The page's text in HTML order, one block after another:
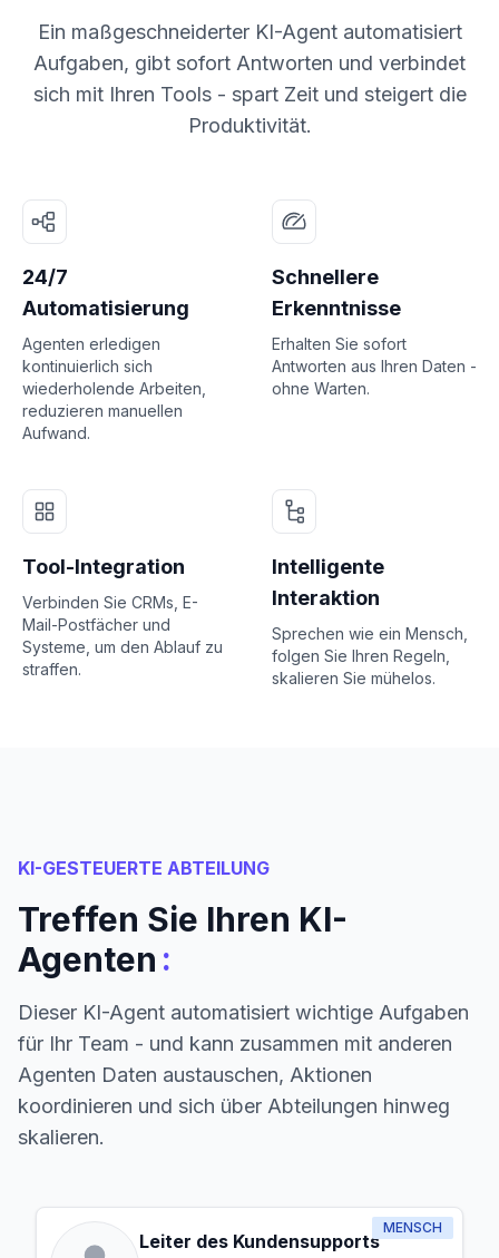
Ein maßgeschneiderter KI-Agent automatisiert
Aufgaben, gibt sofort Antworten und verbindet
sich mit Ihren Tools - spart Zeit und steigert die
Produktivität.
24/7
Automatisierung
Agenten erledigen
kontinuierlich sich
wiederholende Arbeiten,
reduzieren manuellen
Aufwand.
Schnellere
Erkenntnisse
Erhalten Sie sofort
Antworten aus Ihren Daten -
ohne Warten.
Tool-Integration
Verbinden Sie CRMs, E-
Mail-Postfächer und
Systeme, um den Ablauf zu
straffen.
Intelligente
Interaktion
Sprechen wie ein Mensch,
folgen Sie Ihren Regeln,
skalieren Sie mühelos.
KI-GESTEUERTE ABTEILUNG
Treffen Sie Ihren KI-
Agenten :
Dieser KI-Agent automatisiert wichtige Aufgaben
für Ihr Team - und kann zusammen mit anderen
Agenten Daten austauschen, Aktionen
koordinieren und sich über Abteilungen hinweg
skalieren.
MENSCH
Leiter des Kundensupports